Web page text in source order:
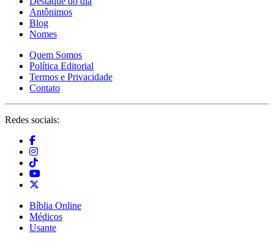
Antônimos
Blog
Nomes
Quem Somos
Política Editorial
Termos e Privacidade
Contato
Redes sociais:
Bíblia Online
Médicos
Usante